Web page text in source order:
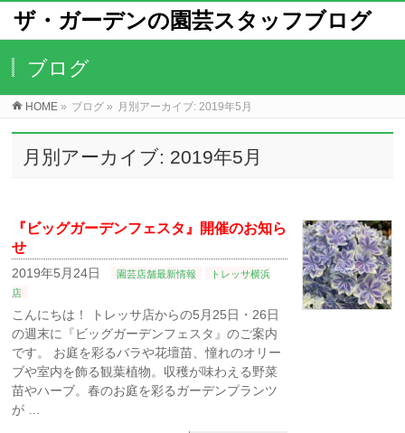
ザ・ガーデンの園芸スタッフブログ
ブログ
HOME » ブログ » 月別アーカイブ: 2019年5月
月別アーカイブ: 2019年5月
『ビッグガーデンフェスタ』開催のお知ら
せ
2019年5月24日 園芸店舗最新情報
トレッサ横浜
店
こんにちは！ トレッサ店からの5月25日・26日
の週末に『ビッグガーデンフェスタ』のご案内
です。 お庭を彩るバラや花壇苗、憧れのオリー
ブや室内を飾る観葉植物。収穫が味わえる野菜
苗やハーブ。春のお庭を彩るガーデンプランツ
が …